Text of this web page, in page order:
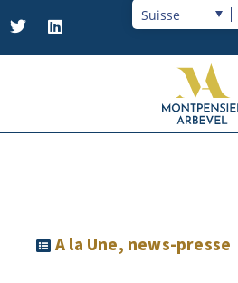
Suisse
A la Une, news-presse